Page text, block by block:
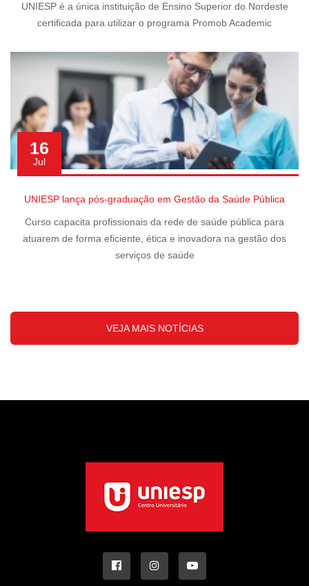
UNIESP é a única instituição de Ensino Superior do Nordeste
certificada para utilizar o programa Promob Academic
16
Jul
UNIESP lança pós-graduação em Gestão da Saúde Pública
Curso capacita profissionais da rede de saúde pública para
atuarem de forma eficiente, ética e inovadora na gestão dos
serviços de saúde
VEJA MAIS NOTÍCIAS